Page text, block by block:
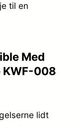
til en
Med
KWF-008
lidt